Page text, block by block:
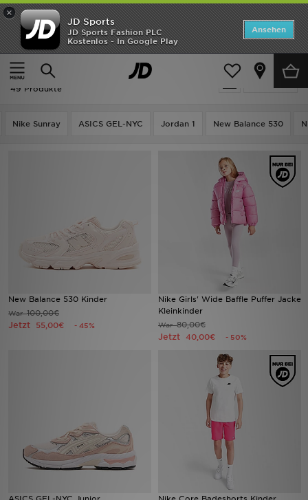
×
JD Sports
JD Sports Fashion PLC
Kostenlos - In Google Play
Ansehen
Startseite
Kinder
verfeinern
Ausverkauf | Kinder - Rosa
49 Produkte
Nike Sunray ASICS GEL-NYC Jordan 1 New Balance 530
New Balance 530 Kinder
War100,00€
Jetzt 55,00€ - 45%
Nike Girls' Wide Baffle Puffer Jacke
Kleinkinder
War80,00€
Jetzt 40,00€ - 50%
Startseite
ANGEBOTE
Marken
Bestsellers
Filialfinder
Mein JD
Meine Nachrichten